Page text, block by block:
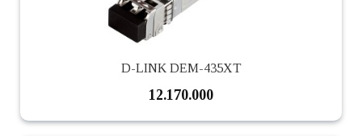
D-LINK DEM-435XT
12.170.000